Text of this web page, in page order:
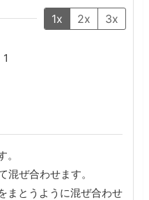
1x 2x 3x
1
ぜ合わせます。
まとうように混ぜ合わせ